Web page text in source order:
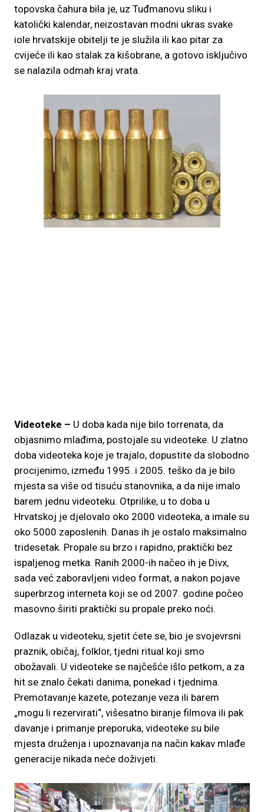
topovska čahura bila je, uz Tuđmanovu sliku i
katolički kalendar, neizostavan modni ukras svake
iole hrvatskije obitelji te je služila ili kao pitar za
cvijeće ili kao stalak za kišobrane, a gotovo isključivo
se nalazila odmah kraj vrata.
Videoteke – U doba kada nije bilo torrenata, da
objasnimo mlađima, postojale su videoteke. U zlatno
doba videoteka koje je trajalo, dopustite da slobodno
procijenimo, između 1995. i 2005. teško da je bilo
mjesta sa više od tisuću stanovnika, a da nije imalo
barem jednu videoteku. Otprilike, u to doba u
Hrvatskoj je djelovalo oko 2000 videoteka, a imale su
oko 5000 zaposlenih. Danas ih je ostalo maksimalno
tridesetak. Propale su brzo i rapidno, praktički bez
ispaljenog metka. Ranih 2000-ih načeo ih je Divx,
sada već zaboravljeni video format, a nakon pojave
superbrzog interneta koji se od 2007. godine počeo
masovno širiti praktički su propale preko noći.
Odlazak u videoteku, sjetit ćete se, bio je svojevrsni
praznik, običaj, folklor, tjedni ritual koji smo
obožavali. U videoteke se najčešće išlo petkom, a za
hit se znalo čekati danima, ponekad i tjednima.
Premotavanje kazete, potezanje veza ili barem
„mogu li rezervirati“, višesatno biranje filmova ili pak
davanje i primanje preporuka, videoteke su bile
mjesta druženja i upoznavanja na način kakav mlađe
generacije nikada neće doživjeti.